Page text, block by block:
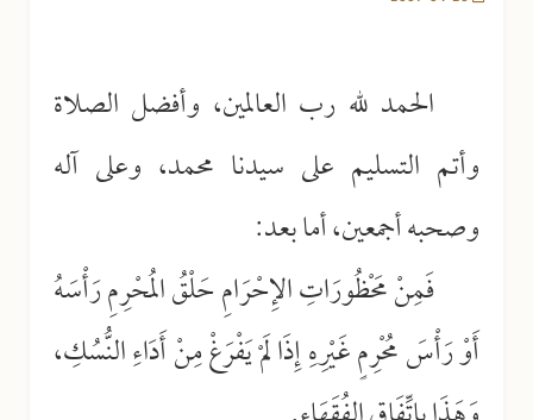
الحمد لله رب العالمين، وأفضل الصلاة
وأتم التسليم على سيدنا محمد، وعلى آله
وصحبه أجمعين، أما بعد:
فَمِنْ مَحْظُورَاتِ الإِحْرَامِ حَلْقُ المُحْرِمِ رَأْسَهُ
أَوْ رَأْسَ مُحْرِمٍ غَيْرِهِ إِذَا لَمْ يَفْرَغْ مِنْ أَدَاءِ النُّسُكِ،